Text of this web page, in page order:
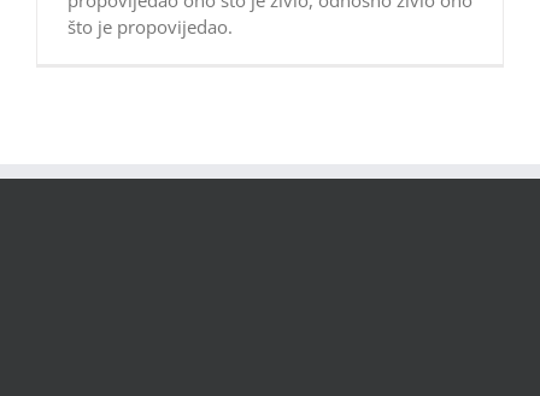
što je propovijedao.